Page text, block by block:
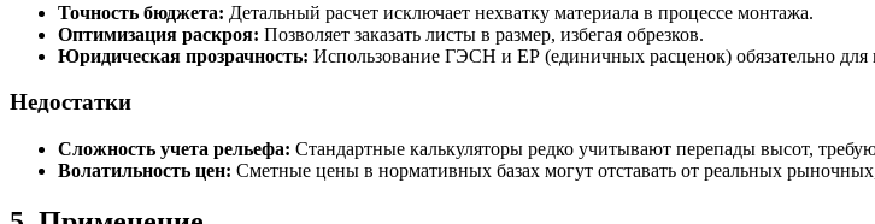
Точность бюджета: Детальный расчет исключает нехватку материала в процессе монтажа.
Оптимизация раскроя: Позволяет заказать листы в размер, избегая обрезков.
Юридическая прозрачность: Использование ГЭСН и ЕР (единичных расценок) обязательно для
Недостатки
Сложность учета рельефа: Стандартные калькуляторы редко учитывают перепады высот,
Волатильность цен: Сметные цены в нормативных базах могут отставать от реальных